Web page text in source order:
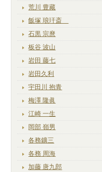
荒川 豊藏
飯塚 琅玕斎
石黒 宗麿
板谷 波山
岩田 藤七
岩田久利
宇田川 抱青
梅澤 隆眞
江崎 一生
岡部 嶺男
各務鑛三
各務 周海
加藤 唐九郎